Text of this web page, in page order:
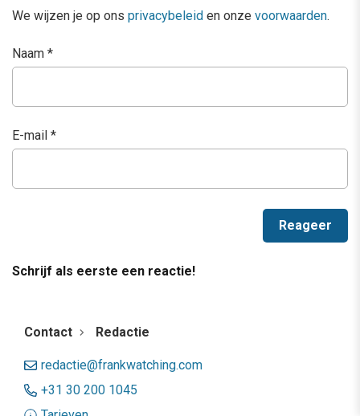
We wijzen je op ons privacybeleid en onze voorwaarden.
Naam *
E-mail *
Schrijf als eerste een reactie!
Contact Redactie
redactie@frankwatching.com
+31 30 200 1045